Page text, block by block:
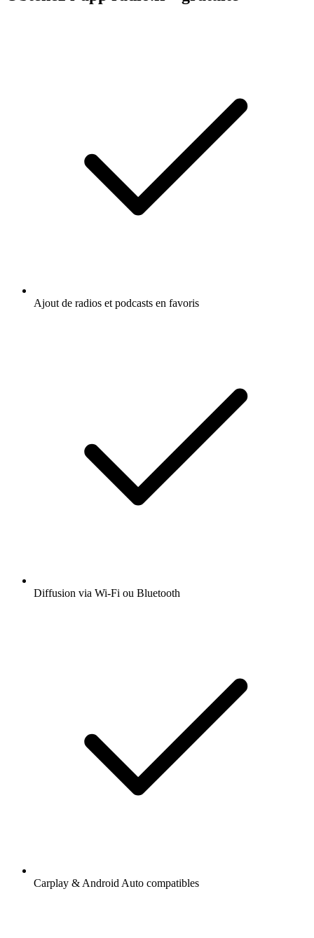
Ajout de radios et podcasts en favoris
Diffusion via Wi-Fi ou Bluetooth
Carplay & Android Auto compatibles